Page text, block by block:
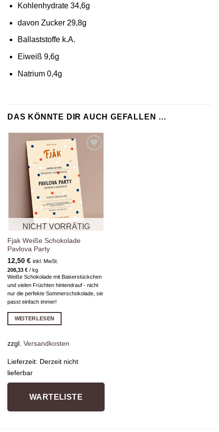
Kohlenhydrate 34,6g
davon Zucker 29,8g
Ballaststoffe k.A.
Eiweiß 9,6g
Natrium 0,4g
DAS KÖNNTE DIR AUCH GEFALLEN …
Wunschliste
hinzufügen
NICHT VORRÄTIG
Fjak Weiße Schokolade
Pavlova Party
12,50 € inkl. MwSt.
208,33 €/ kg
Weiße Schokolade mit Baiserstückchen
und vielen Früchten hintendrauf - nicht
nur die perfekte Sommerschokolade, sie
passt einfach immer!
WEITERLESEN
zzgl. Versandkosten
Lieferzeit: Derzeit nicht
lieferbar
WARTELISTE